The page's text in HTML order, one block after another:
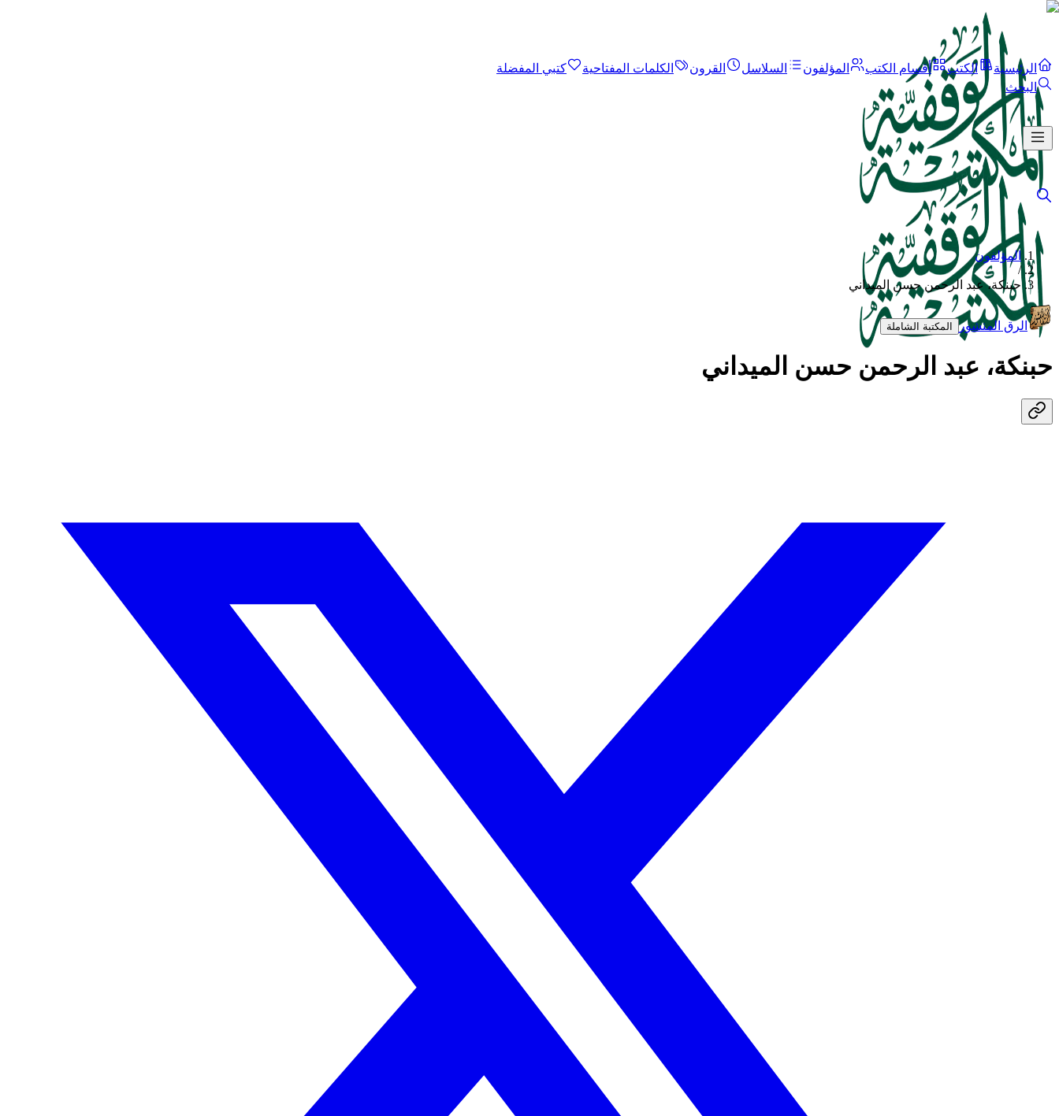
الرئيسية الكتب أقسام الكتب المؤلفون السلاسل القرون الكلمات المفتاحية
كتبي المفضلة
البحث
المؤلفون
/
حبنكة، عبد الرحمن حسن الميداني
الرق المنشور المكتبة الشاملة
حبنكة، عبد الرحمن حسن الميداني